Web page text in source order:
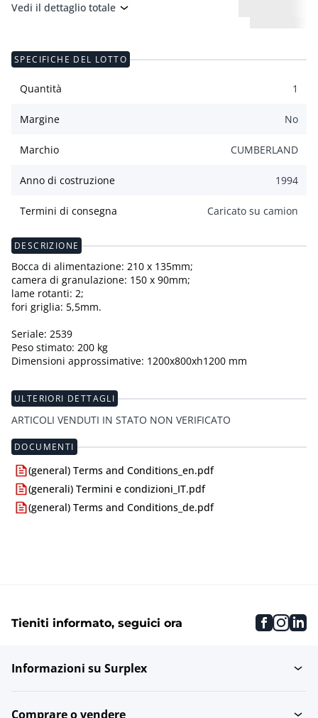
Vedi il dettaglio totale
SPECIFICHE DEL LOTTO
Quantità 1
Margine No
Marchio CUMBERLAND
Anno di costruzione 1994
Termini di consegna Caricato su camion
DESCRIZIONE
Bocca di alimentazione: 210 x 135mm;
camera di granulazione: 150 x 90mm;
lame rotanti: 2;
fori griglia: 5,5mm.
Seriale: 2539
Peso stimato: 200 kg
Dimensioni approssimative: 1200x800xh1200 mm
ULTERIORI DETTAGLI
ARTICOLI VENDUTI IN STATO NON VERIFICATO
DOCUMENTI
(general) Terms and Conditions_en.pdf
(generali) Termini e condizioni_IT.pdf
(general) Terms and Conditions_de.pdf
Tieniti informato, seguici ora
Informazioni su Surplex
Comprare o vendere